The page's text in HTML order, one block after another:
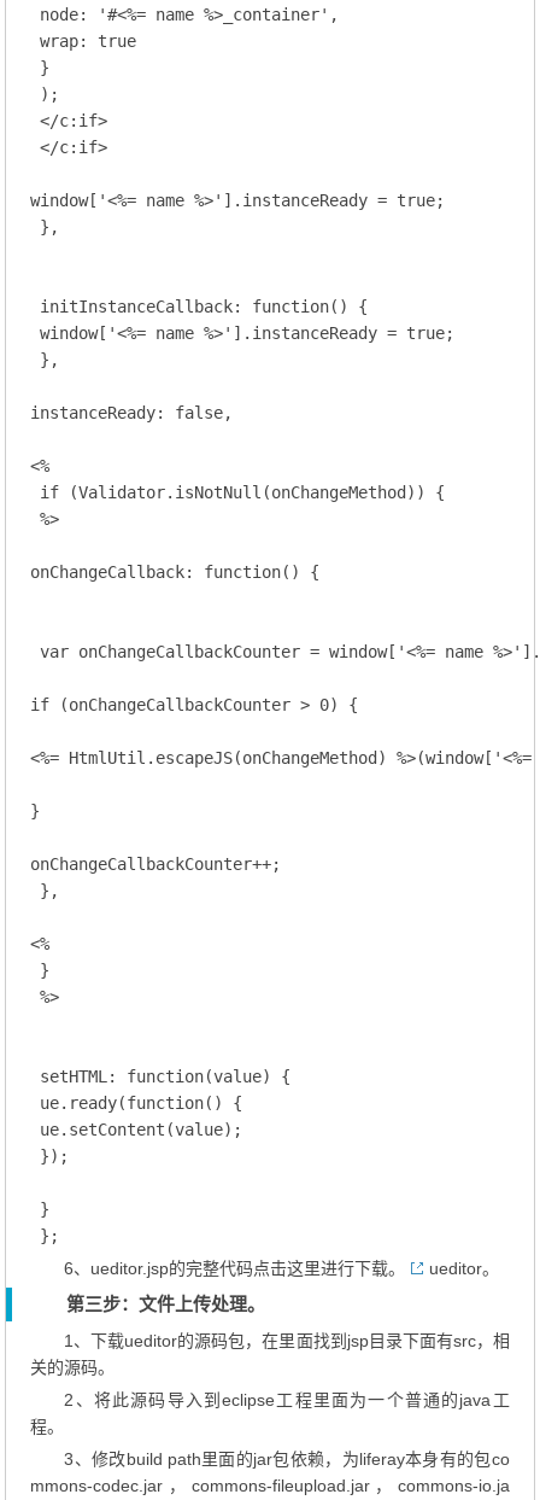
node: '#<%= name %>_container',
wrap: true
}
);
</c:if>
</c:if>
window['<%= name %>'].instanceReady = true;
},
initInstanceCallback: function() {
window['<%= name %>'].instanceReady = true;
},
instanceReady: false,
<%
if (Validator.isNotNull(onChangeMethod)) {
%>
onChangeCallback: function() {
var onChangeCallbackCounter = window['<%= name
if (onChangeCallbackCounter > 0) {
<%= HtmlUtil.escapeJS(onChangeMethod)
}
onChangeCallbackCounter++;
},
<%
}
%>
setHTML: function(value) {
ue.ready(function() {
ue.setContent(value);
});
}
};
6、ueditor.jsp的完整代码点击这里进行下载。
ueditor。
第三步：文件上传处理。
1、下载ueditor的源码包，在里面找到jsp目录下面有src，相
关的源码。
2、将此源码导入到eclipse工程里面为一个普通的java工
程。
3、修改build path里面的jar包依赖，为liferay本身有的包co
mmons-codec.jar，commons-fileupload.jar，commons-io.ja